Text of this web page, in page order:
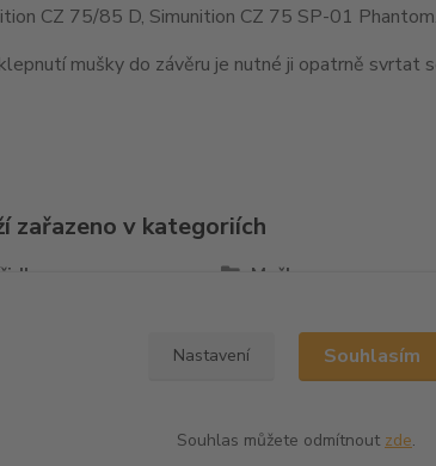
CZ 75/85 D, Simunition CZ 75 SP-01 Phantom.
mušky do závěru je nutné ji opatrně svrtat
zařazeno v kategoriích
Mušky
Nastavení Souhlasím
Souhlas můžete odmítnout zde.